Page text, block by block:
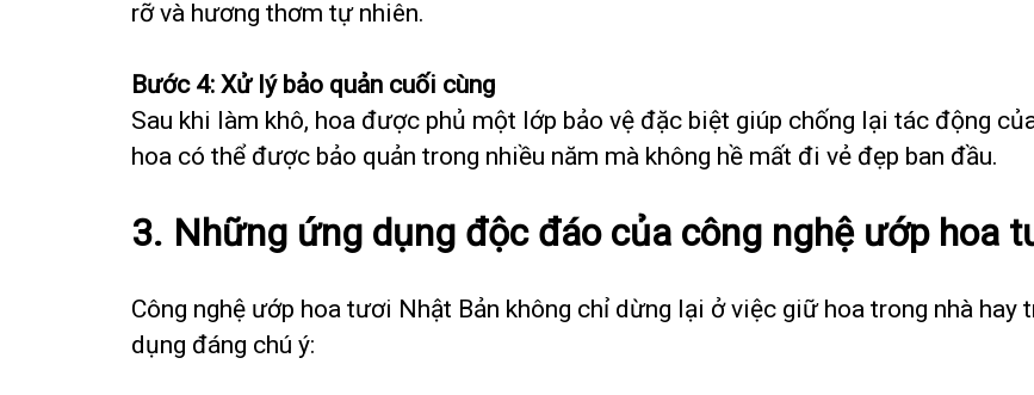
rỡ và hương thơm tự nhiên.
Bước 4: Xử lý bảo quản cuối cùng
Sau khi làm khô, hoa được phủ một lớp bảo vệ đặc biệt giúp chống lại tác động
hoa có thể được bảo quản trong nhiều năm mà không hề mất đi vẻ đẹp ban đầu.
3. Những ứng dụng độc đáo của công nghệ ướp hoa
Công nghệ ướp hoa tươi Nhật Bản không chỉ dừng lại ở việc giữ hoa trong nhà
dụng đáng chú ý: